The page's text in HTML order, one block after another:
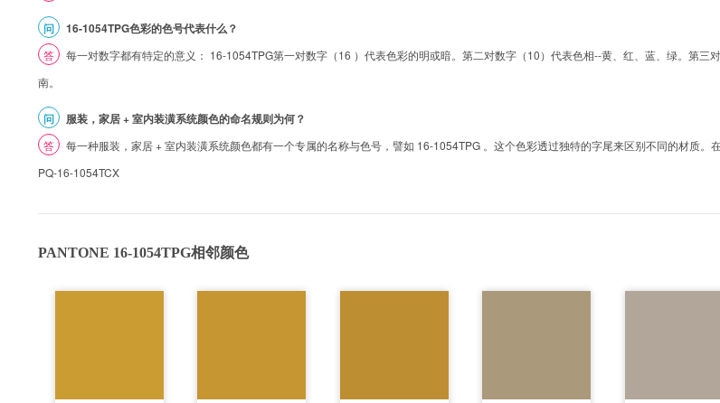
问 16-1054TPG色彩的色号代表什么？
答
每一对数字都有特定的意义： 16-1054TPG第一对数字（16 ）代表色彩的明或暗。第二对数字（10）代表色相--黄、红、蓝、绿。第
南。
问 服装，家居 + 室内装潢系统颜色的命名规则为何？
答
每一种服装，家居 + 室内装潢系统颜色都有一个专属的名称与色号，譬如 16-1054TPG 。这个色彩透过独特的字尾来区别不同的材质
PQ-16-1054TCX
PANTONE 16-1054TPG相邻颜色